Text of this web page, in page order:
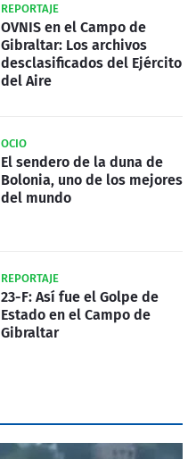
REPORTAJE
OVNIS en el Campo de
Gibraltar: Los archivos
desclasificados del Ejército
del Aire
OCIO
El sendero de la duna de
Bolonia, uno de los mejores
del mundo
REPORTAJE
23-F: Así fue el Golpe de
Estado en el Campo de
Gibraltar